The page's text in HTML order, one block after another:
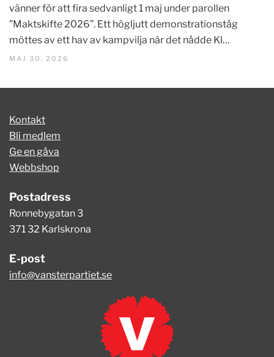
vänner för att fira sedvanligt 1 maj under parollen
”Maktskifte 2026”. Ett högljutt demonstrationståg
möttes av ett hav av kampvilja när det nådde Kl…
MAJ 30, 2026
Kontakt
Bli medlem
Ge en gåva
Webbshop
Postadress
Ronnebygatan 3
371 32 Karlskrona
E-post
info@vansterpartiet.se